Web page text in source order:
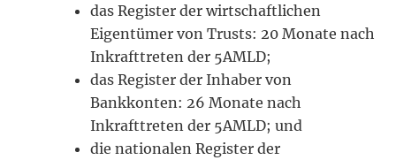
das Register der wirtschaftlichen
Eigentümer von Trusts: 20 Monate nach
Inkrafttreten der 5AMLD;
das Register der Inhaber von
Bankkonten: 26 Monate nach
Inkrafttreten der 5AMLD; und
die nationalen Register der